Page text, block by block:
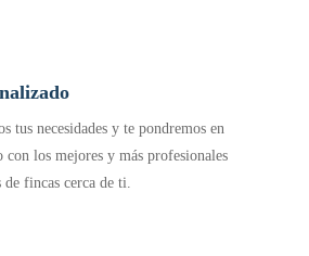
tus necesidades y te pondremos en
con los mejores y más profesionales
de fincas cerca de ti.